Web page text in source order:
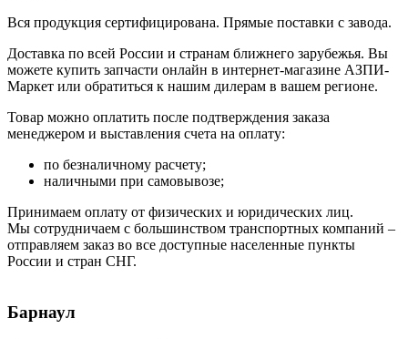
Вся продукция сертифицирована. Прямые поставки с завода.
Доставка по всей России и странам ближнего зарубежья. Вы
можете купить запчасти онлайн в интернет-магазине АЗПИ-
Маркет или обратиться к нашим дилерам в вашем регионе.
Товар можно оплатить после подтверждения заказа
менеджером и выставления счета на оплату:
по безналичному расчету;
наличными при самовывозе;
Принимаем оплату от физических и юридических лиц.
Мы сотрудничаем с большинством транспортных компаний –
отправляем заказ во все доступные населенные пункты
России и стран СНГ.
Барнаул